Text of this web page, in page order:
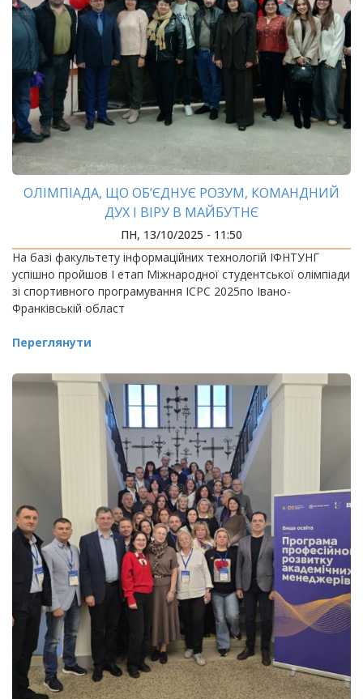
ОЛІМПІАДА, ЩО ОБ’ЄДНУЄ РОЗУМ, КОМАНДНИЙ
ДУХ І ВІРУ В МАЙБУТНЄ
ПН, 13/10/2025 - 11:50
На базі факультету інформаційних технологій ІФНТУНГ
успішно пройшов І етап Міжнародної студентської олімпіади
зі спортивного програмування ICPC 2025по Івано-
Франківській област
Переглянути